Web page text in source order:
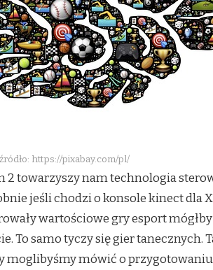
źródło: https://pixabay.com/pl/
2 towarzyszy nam technologia
jeśli chodzi o konsole kinect dla
wartościowe gry esport
To samo tyczy się gier tanecznych.
moglibyśmy mówić o